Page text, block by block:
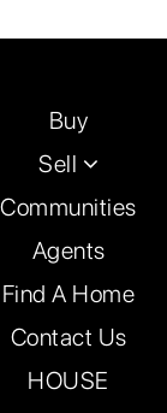
Buy
Sell
Communities
Agents
Find A Home
Contact Us
HOUSE